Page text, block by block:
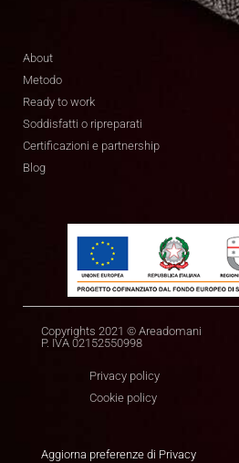
About
Metodo
Ready to work
Soddisfatti o ripreparati
Certificazioni e partnership
Blog
Copyrights 2021 © Areadomani
P. IVA 02152550998
Privacy policy
Cookie policy
Aggiorna preferenze di Privacy